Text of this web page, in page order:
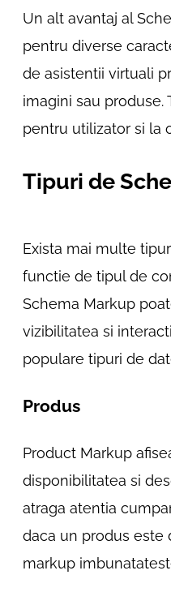
Un alt avantaj al
pentru diverse
de asistentii virtuali
imagini sau
pentru utilizator si la
Tipuri de
Exista mai multe
functie de tipul de
Schema Markup
vizibilitatea si
populare tipuri de
Produs
Product Markup
disponibilitatea si
atraga atentia
daca un produs este
markup